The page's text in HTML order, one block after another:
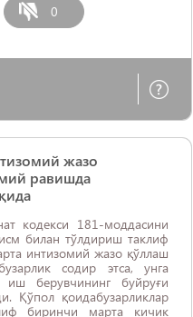
0
жазо
равишда
кодекси 181-моддасини
билан тўлдириш таклиф
содир этса, унга
берувчининг буйруғи
Қўпол қоидабузарликлар
биринчи марта кичик